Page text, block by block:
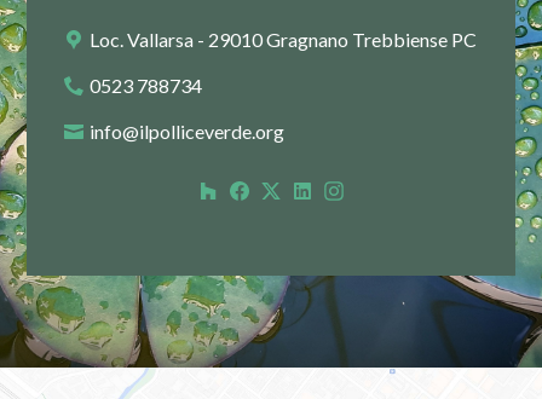
Loc. Vallarsa - 29010 Gragnano Trebbiense PC
0523 788734
info@ilpolliceverde.org